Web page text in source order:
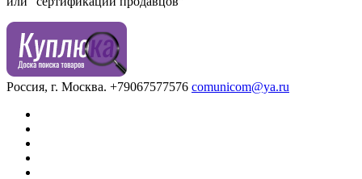
Россия, г. Москва. +79067577576 comunicom@ya.ru